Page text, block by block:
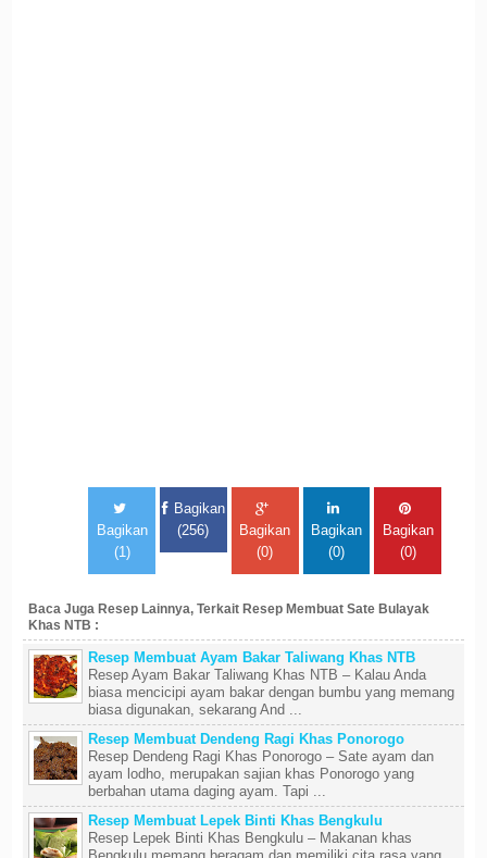
Bagikan
(1)
Bagikan
(256)
Bagikan
(0)
Bagikan
(0)
Bagikan
(0)
Baca Juga Resep Lainnya, Terkait Resep Membuat Sate Bulayak
Khas NTB :
Resep Membuat Ayam Bakar Taliwang Khas NTB
Resep Ayam Bakar Taliwang Khas NTB – Kalau Anda
biasa mencicipi ayam bakar dengan bumbu yang memang
biasa digunakan, sekarang And ...
Resep Membuat Dendeng Ragi Khas Ponorogo
Resep Dendeng Ragi Khas Ponorogo – Sate ayam dan
ayam lodho, merupakan sajian khas Ponorogo yang
berbahan utama daging ayam. Tapi ...
Resep Membuat Lepek Binti Khas Bengkulu
Resep Lepek Binti Khas Bengkulu – Makanan khas